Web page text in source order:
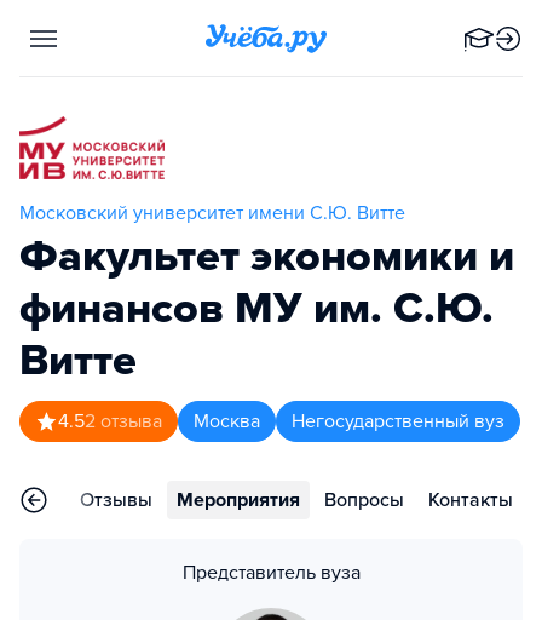
Московский университет имени С.Ю. Витте
Факультет экономики и
финансов МУ им. С.Ю.
Витте
4.52 отзыва Москва Негосударственный вуз
Отзывы Мероприятия Вопросы Контакты
Представитель вуза